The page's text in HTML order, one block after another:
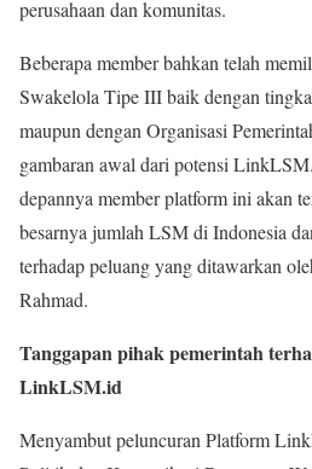
perusahaan dan komunitas.
Beberapa member bahkan telah
Swakelola Tipe III baik dengan
maupun dengan Organisasi
gambaran awal dari potensi
depannya member platform ini akan
besarnya jumlah LSM di Indonesia
terhadap peluang yang ditawarkan
Rahmad.
Tanggapan pihak pemerintah
LinkLSM.id
Menyambut peluncuran Platform